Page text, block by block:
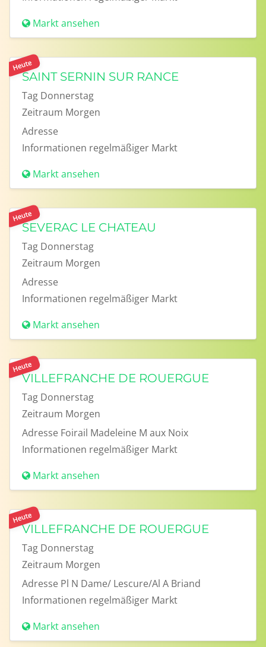
Markt ansehen
Heute
SAINT SERNIN SUR RANCE
Tag Donnerstag
Zeitraum Morgen
Adresse
Informationen regelmäßiger Markt
Markt ansehen
Heute
SEVERAC LE CHATEAU
Tag Donnerstag
Zeitraum Morgen
Adresse
Informationen regelmäßiger Markt
Markt ansehen
Heute
VILLEFRANCHE DE ROUERGUE
Tag Donnerstag
Zeitraum Morgen
Adresse Foirail Madeleine M aux Noix
Informationen regelmäßiger Markt
Markt ansehen
Heute
VILLEFRANCHE DE ROUERGUE
Tag Donnerstag
Zeitraum Morgen
Adresse Pl N Dame/ Lescure/Al A Briand
Informationen regelmäßiger Markt
Markt ansehen